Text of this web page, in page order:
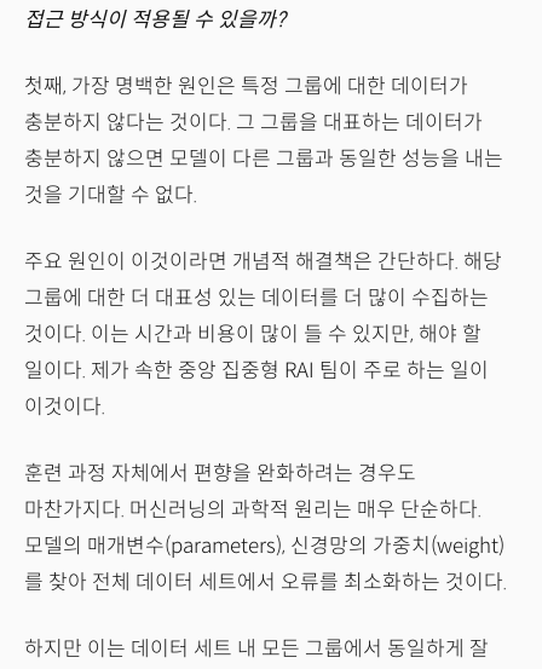
접근 방식이 적용될 수 있을까?
첫째, 가장 명백한 원인은 특정 그룹에 대한 데이터가
충분하지 않다는 것이다. 그 그룹을 대표하는 데이터가
충분하지 않으면 모델이 다른 그룹과 동일한 성능을 내는
것을 기대할 수 없다.
주요 원인이 이것이라면 개념적 해결책은 간단하다. 해당
그룹에 대한 더 대표성 있는 데이터를 더 많이 수집하는
것이다. 이는 시간과 비용이 많이 들 수 있지만, 해야 할
일이다. 제가 속한 중앙 집중형 RAI 팀이 주로 하는 일이
이것이다.
훈련 과정 자체에서 편향을 완화하려는 경우도
마찬가지다. 머신러닝의 과학적 원리는 매우 단순하다.
모델의 매개변수(parameters), 신경망의 가중치(weight)
를 찾아 전체 데이터 세트에서 오류를 최소화하는 것이다.
하지만 이는 데이터 세트 내 모든 그룹에서 동일하게 잘